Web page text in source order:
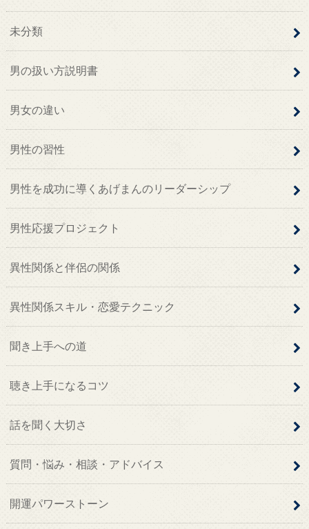
未分類
男の扱い方説明書
男女の違い
男性の習性
男性を成功に導くあげまんのリーダーシップ
男性応援プロジェクト
異性関係と伴侶の関係
異性関係スキル・恋愛テクニック
聞き上手への道
聴き上手になるコツ
話を聞く大切さ
質問・悩み・相談・アドバイス
開運パワーストーン